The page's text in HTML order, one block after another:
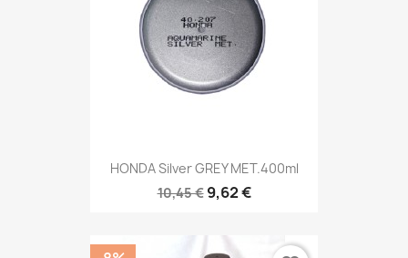
HONDA Silver GREY MET.400ml
10,45 € 9,62 €